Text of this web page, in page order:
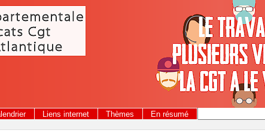
Liens internet Thèmes En résumé